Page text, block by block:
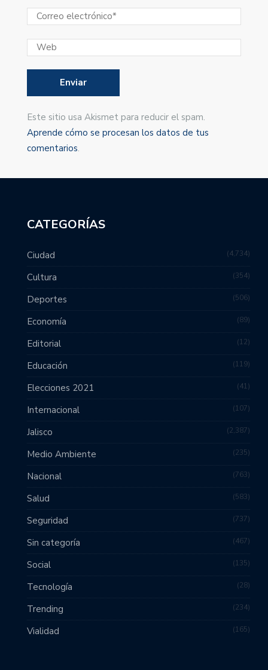
Este sitio usa Akismet para reducir el spam.
Aprende cómo se procesan los datos de tus
comentarios.
CATEGORÍAS
Ciudad 4,734
Cultura 354
Deportes 506
Economía 89
Editorial 12
Educación 119
Elecciones 2021 41
Internacional 107
Jalisco 2,387
Medio Ambiente 235
Nacional 763
Salud 583
Seguridad 737
Sin categoría 467
Social 135
Tecnología 28
Trending 234
Vialidad 165